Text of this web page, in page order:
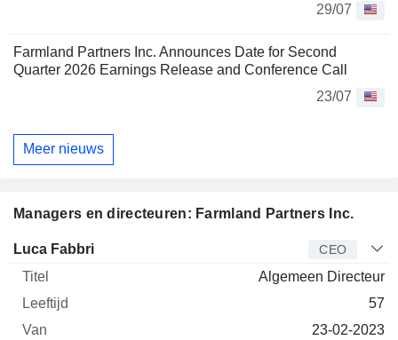
29/07
Farmland Partners Inc. Announces Date for Second
Quarter 2026 Earnings Release and Conference Call
23/07
Meer nieuws
Managers en directeuren: Farmland Partners Inc.
Bedrijfsleider
Luca Fabbri CEO
Algemeen Directeur
57
23-02-2023